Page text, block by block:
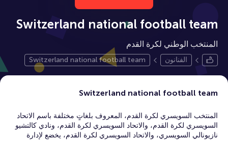
Switzerland national football team
المنتخب الوطني لكرة القدم
الفنانون Switzerland national football team
Switzerland national football team
المنتخب السويسري لكرة القدم، المعروف بلغاتٍ مختلفة باسم الاتحاد
السويسري لكرة القدم، والاتحاد السويسري لكرة القدم، ونادي كالتشيو
نازيونالي السويسري، والاتحاد السويسري لكرة القدم، يخضع لإدارة